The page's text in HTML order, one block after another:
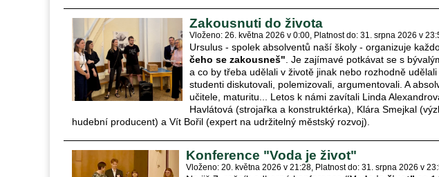
Zakousnuti do života
Vloženo: 26. května 2026 v 0:00 Platnost do: 31. srpna 2026 v
Ursulus - spolek absolventů naší školy - organizuje
čeho se zakousneš" . Je zajímavé potkávat se s
a co by třeba udělali v životě jinak nebo rozhodně
studenti diskutovali, polemizovali, argumentovali. A
učitele, maturitu... Letos k námi zavítali Linda
Havlátová (strojařka a konstruktérka), Klára Smejkal
hudební producent) a Vít Bořil (expert na udržitelný městský rozvoj).
Konference "Voda je život"
Vloženo: 20. května 2026 v 21:28 Platnost do: 31. srpna 2026 v